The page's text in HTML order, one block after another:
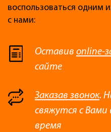
воспользоваться одним
с нами:
Оставив online-
сайте
Заказав звонок.
свяжутся с Вами
время